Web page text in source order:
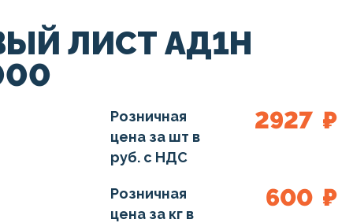
ЛИСТ АД1Н
Розничная
цена за шт в
руб. с НДС
2927 ₽
Розничная
цена за кг в
600 ₽